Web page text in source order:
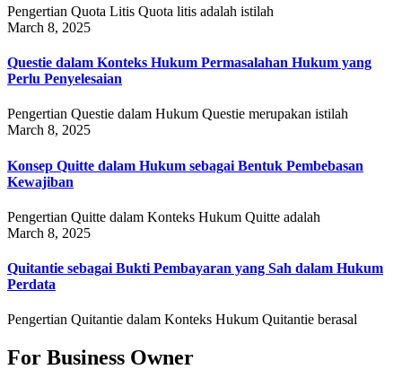
Pengertian Quota Litis Quota litis adalah istilah
March 8, 2025
Questie dalam Konteks Hukum Permasalahan Hukum yang
Perlu Penyelesaian
Pengertian Questie dalam Hukum Questie merupakan istilah
March 8, 2025
Konsep Quitte dalam Hukum sebagai Bentuk Pembebasan
Kewajiban
Pengertian Quitte dalam Konteks Hukum Quitte adalah
March 8, 2025
Quitantie sebagai Bukti Pembayaran yang Sah dalam Hukum
Perdata
Pengertian Quitantie dalam Konteks Hukum Quitantie berasal
For Business Owner